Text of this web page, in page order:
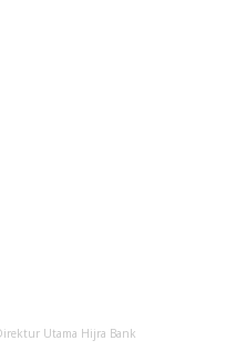
Utama Hijra Bank